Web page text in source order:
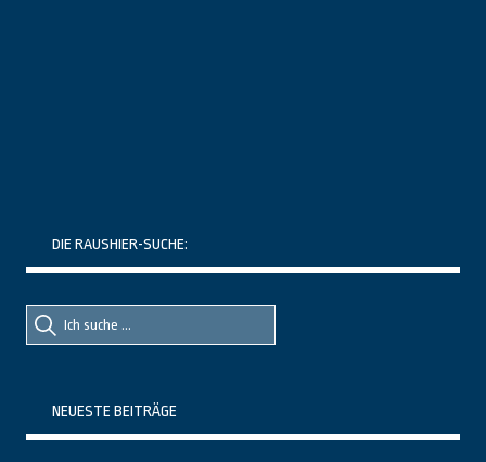
DIE RAUSHIER-SUCHE:
Suche
nach::
Suche
nach:
NEUESTE BEITRÄGE